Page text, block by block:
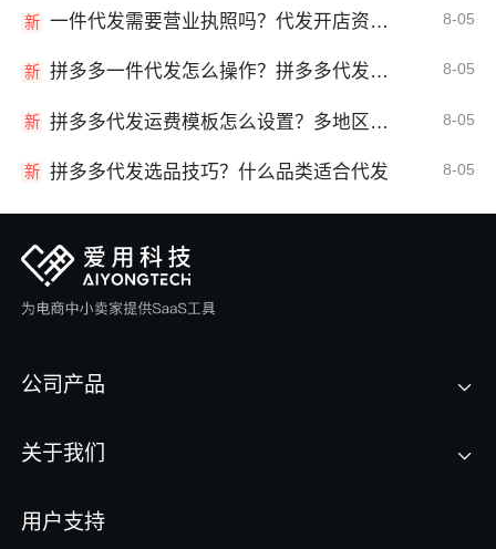
新 一件代发需要营业执照吗？代发开店资质详解 8-05
新 拼多多一件代发怎么操作？拼多多代发全流程 8-05
新 拼多多代发运费模板怎么设置？多地区运费 8-05
新 拼多多代发选品技巧？什么品类适合代发 8-05
公司产品
关于我们
用户支持